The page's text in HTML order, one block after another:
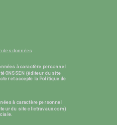
des données
à caractère personnel
ONSSEN (éditeur du site
et accepte la Politique de
à caractère personnel
du site clictravaux.com)